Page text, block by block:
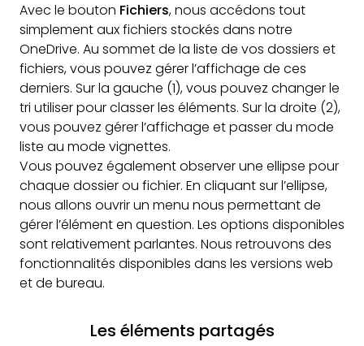
Avec le bouton Fichiers, nous accédons tout
simplement aux fichiers stockés dans notre
OneDrive. Au sommet de la liste de vos dossiers et
fichiers, vous pouvez gérer l’affichage de ces
derniers. Sur la gauche (1), vous pouvez changer le
tri utiliser pour classer les éléments. Sur la droite (2),
vous pouvez gérer l’affichage et passer du mode
liste au mode vignettes.
Vous pouvez également observer une ellipse pour
chaque dossier ou fichier. En cliquant sur l’ellipse,
nous allons ouvrir un menu nous permettant de
gérer l’élément en question. Les options disponibles
sont relativement parlantes. Nous retrouvons des
fonctionnalités disponibles dans les versions web
et de bureau.
Les éléments partagés